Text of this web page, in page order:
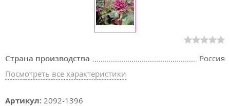
Страна производства
Россия
Посмотреть все характеристики
Артикул: 2092-1396